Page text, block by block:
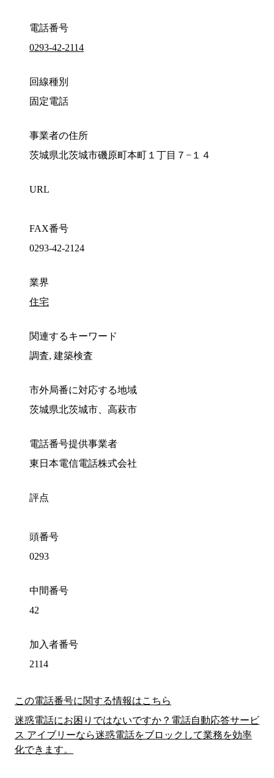
電話番号
0293-42-2114
回線種別
固定電話
事業者の住所
茨城県北茨城市磯原町本町１丁目７−１４
URL
FAX番号
0293-42-2124
業界
住宅
関連するキーワード
調査, 建築検査
市外局番に対応する地域
茨城県北茨城市、高萩市
電話番号提供事業者
東日本電信電話株式会社
評点
頭番号
0293
中間番号
42
加入者番号
2114
この電話番号に関する情報はこちら
迷惑電話にお困りではないですか？電話自動応答サービ
ス アイブリーなら迷惑電話をブロックして業務を効率
化できます。